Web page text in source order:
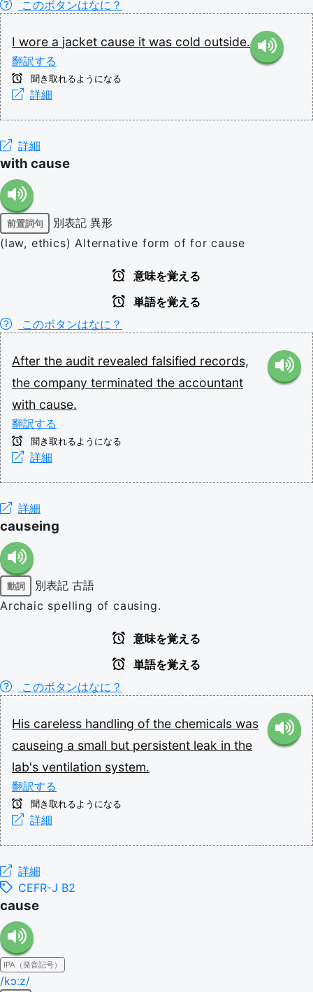
このボタンはなに？
I wore a jacket cause it was cold outside.
翻訳する
聞き取れるようになる
詳細
詳細
with cause
前置詞句 別表記 異形
(law, ethics) Alternative form of for cause
意味を覚える
単語を覚える
このボタンはなに？
After the audit revealed falsified records,
the company terminated the accountant
with cause.
翻訳する
聞き取れるようになる
詳細
詳細
causeing
動詞 別表記 古語
Archaic spelling of causing.
意味を覚える
単語を覚える
このボタンはなに？
His careless handling of the chemicals was
causeing a small but persistent leak in the
lab's ventilation system.
翻訳する
聞き取れるようになる
詳細
詳細
CEFR-J B2
cause
IPA（発音記号）
/kɔːz/